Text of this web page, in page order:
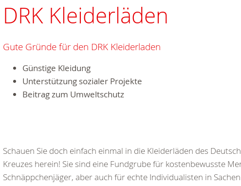
DRK Kleiderläden
Gute Gründe für den DRK Kleiderladen
Günstige Kleidung
Unterstützung sozialer Projekte
Beitrag zum Umweltschutz
Schauen Sie doch einfach einmal in die Kleiderläden des
Kreuzes herein! Sie sind eine Fundgrube für kostenbewusste
Schnäppchenjäger, aber auch für echte Individualisten in